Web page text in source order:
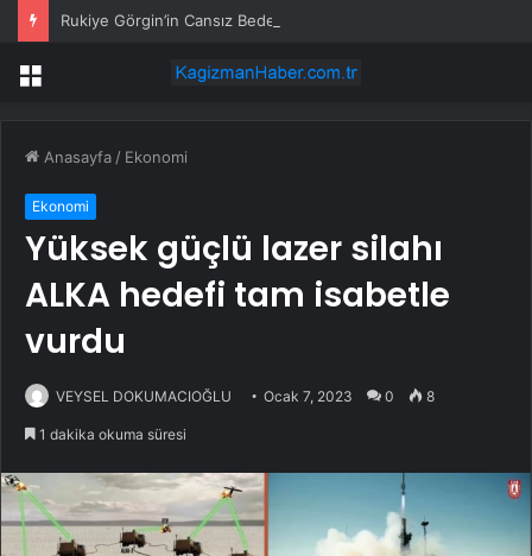
Rukiye Görgin’in Cansız Bedeni Göl Çevresinde Bulundu
Menü
Anasayfa / Ekonomi
Ekonomi
Yüksek güçlü lazer silahı
ALKA hedefi tam isabetle
vurdu
VEYSEL DOKUMACIOĞLU Ocak 7, 2023 0 8
1 dakika okuma süresi